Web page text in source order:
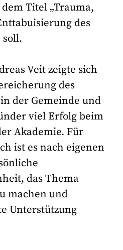
Titel „Trauma,
des
soll.
Veit zeigte sich
des
der Gemeinde und
viel Erfolg beim
Akademie. Für
ist es nach eigenen
das Thema
machen und
Unterstützung